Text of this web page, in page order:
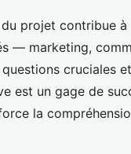
projet contribue à
— marketing,
cruciales
est un gage de
la